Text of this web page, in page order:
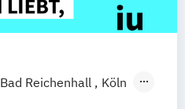
Bad Reichenhall
Köln